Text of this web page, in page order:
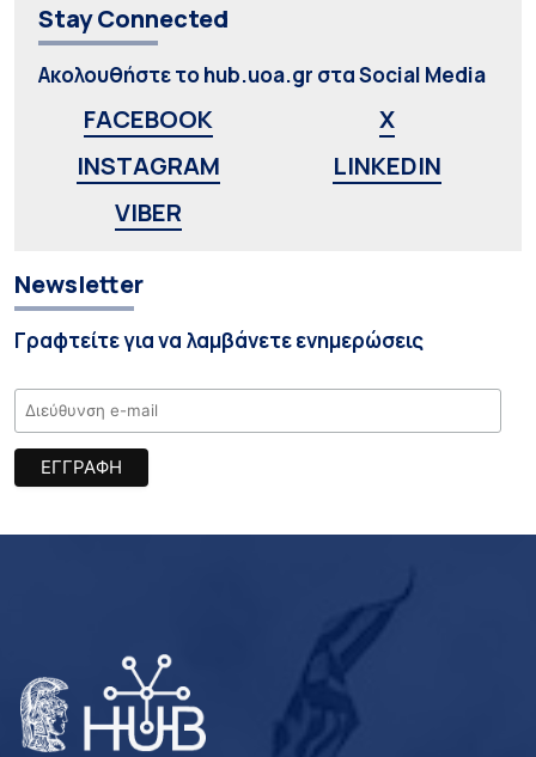
Stay Connected
Ακολουθήστε το hub.uoa.gr στα Social Media
FACEBOOK
X
INSTAGRAM
LINKEDIN
VIBER
Newsletter
Γραφτείτε για να λαμβάνετε ενημερώσεις